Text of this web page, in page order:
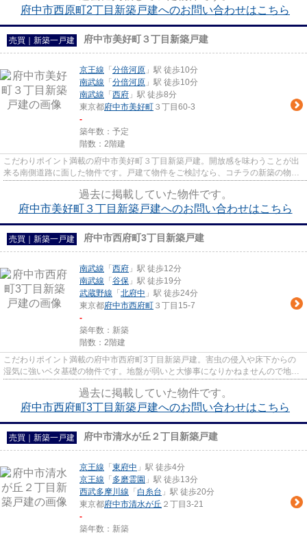
府中市西原町2丁目新築戸建へのお問い合わせはこちら
売買｜新築一戸建 府中市美好町３丁目新築戸建
京王線 「 分倍河原 」駅 徒歩10分
南武線 「 分倍河原 」駅 徒歩10分
南武線 「 西府 」駅 徒歩8分
東京都府中市美好町 ３丁目60-3
-
築年数：予定
階数：2階建
こだわりポイント満載の府中市美好町３丁目新築戸建。開放感を味わうことが出
来る南側道路に面した物件です。戸建て物件をご検討なら、コチラの新築の物件
過去に掲載していた物件です。
府中市美好町３丁目新築戸建へのお問い合わせはこちら
売買｜新築一戸建 府中市西府町3丁目新築戸建
南武線 「 西府 」駅 徒歩12分
南武線 「 谷保 」駅 徒歩19分
武蔵野線 「 北府中 」駅 徒歩24分
東京都府中市西府町 ３丁目15-7
-
築年数：新築
階数：2階建
こだわりポイント満載の府中市西府町3丁目新築戸建。害虫の侵入や床下からの
湿気に強いベタ基礎の物件です。地盤が弱いと大惨事になりかねませんので地盤
過去に掲載していた物件です。
府中市西府町3丁目新築戸建へのお問い合わせはこちら
売買｜新築一戸建 府中市清水が丘２丁目新築戸建
京王線 「 東府中 」駅 徒歩4分
京王線 「 多磨霊園 」駅 徒歩13分
西武多摩川線 「 白糸台 」駅 徒歩20分
東京都府中市清水が丘 ２丁目3-21
-
築年数：新築